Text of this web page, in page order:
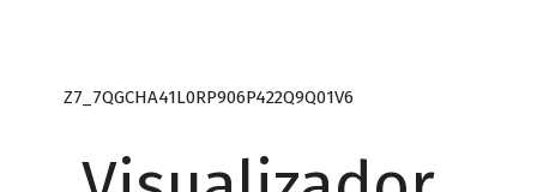
Z7_7QGCHA41L0RP906P422Q9Q01V6